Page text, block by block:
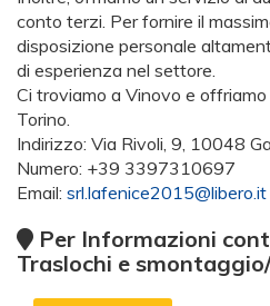
conto terzi. Per fornire il
disposizione personale
di esperienza nel settore.
Ci troviamo a Vinovo e
Torino.
Indirizzo: Via Rivoli, 9, 10048
Numero: +39 3397310697
Email: srl.lafenice2015@libero.it
Per Informazioni
Traslochi e